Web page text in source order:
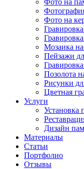
Фото на
Фото на
Мозаика
Пейзажи
Позолота
Рисунки
Цветная
Услуги
Установка
Дизайн
Материалы
Статьи
Портфолио
Отзывы